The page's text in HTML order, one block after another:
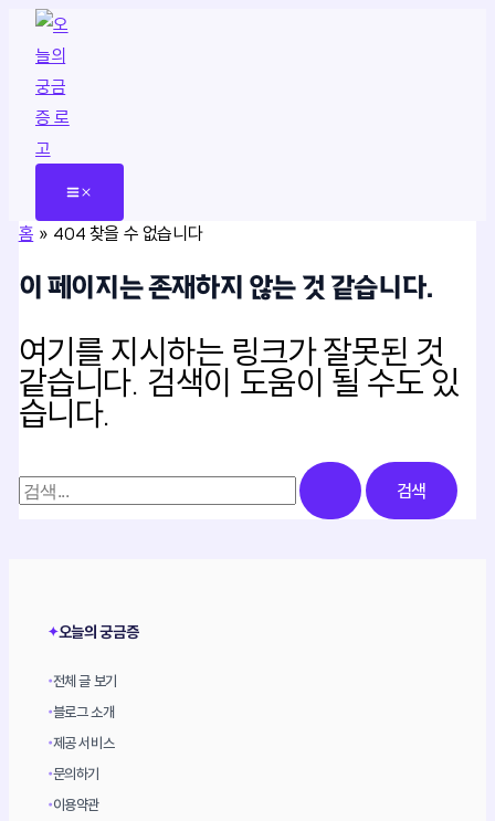
기홈 404 찾을 수 없습니다
이 페이지는 존재하지 않는 것 같습니다.
여기를 지시하는 링크가 잘못된 것
같습니다. 검색이 도움이 될 수도 있
습니다.
검
색
✦오늘의 궁금증
•전체 글 보기
•블로그 소개
•제공 서비스
•문의하기
•이용약관